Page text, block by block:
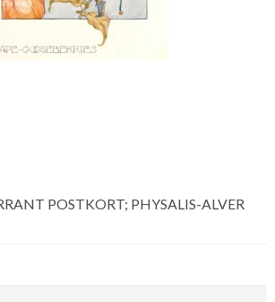
POSTKORT; PHYSALIS-ALVER